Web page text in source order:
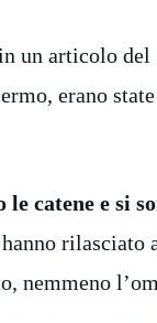
un articolo del
erano
catene e si
nemmeno